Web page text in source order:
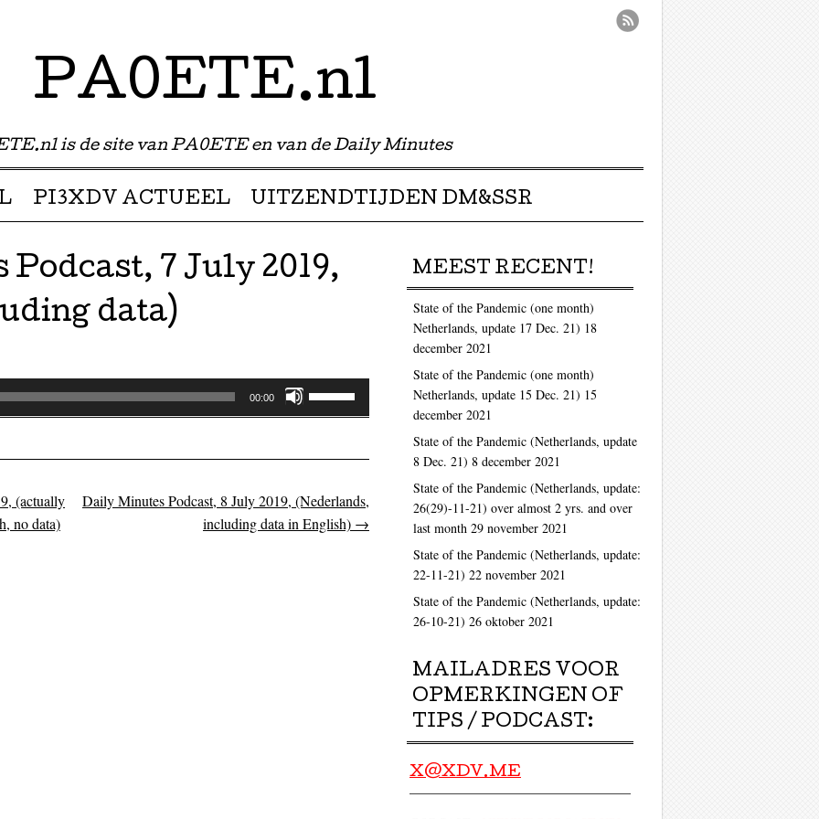
PA0ETE.nl
is de site van PA0ETE en van de Daily Minutes
PI3XDV ACTUEEL UITZENDTIJDEN DM&SSR
7 July 2019,
data)
00:00
Omhoog/Omlaag
om
volume
te
(actually
no data)
Daily Minutes Podcast, 8 July 2019, (Nederlands,
including data in English) →
MEEST RECENT!
State of the Pandemic (one month)
Netherlands, update 17 Dec. 21) 18
december 2021
State of the Pandemic (one month)
Netherlands, update 15 Dec. 21) 15
december 2021
State of the Pandemic (Netherlands, update
8 Dec. 21) 8 december 2021
State of the Pandemic (Netherlands, update:
26(29)-11-21) over almost 2 yrs. and over
last month 29 november 2021
State of the Pandemic (Netherlands, update:
22-11-21) 22 november 2021
State of the Pandemic (Netherlands, update:
26-10-21) 26 oktober 2021
MAILADRES VOOR
OPMERKINGEN OF
TIPS / PODCAST:
X@XDV.ME